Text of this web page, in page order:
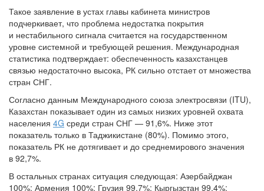
Такое заявление в устах главы кабинета министров
подчеркивает, что проблема недостатка покрытия
и нестабильного сигнала считается на государственном
уровне системной и требующей решения. Международная
статистика подтверждает: обеспеченность казахстанцев
связью недостаточно высока, РК сильно отстает от множества
стран СНГ.
Согласно данным Международного союза электросвязи (ITU),
Казахстан показывает один из самых низких уровней охвата
населения 4G среди стран СНГ — 91,6%. Ниже этот
показатель только в Таджикистане (80%). Помимо этого,
показатель РК не дотягивает и до среднемирового значения
в 92,7%.
В остальных странах ситуация следующая: Азербайджан
100%; Армения 100%; Грузия 99,7%; Кыргызстан 99,4%;